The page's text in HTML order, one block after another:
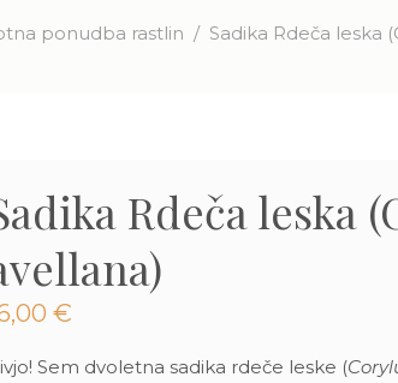
ponudba rastlin / Sadika Rdeča leska
Rdeča leska
€
Sem dvoletna sadika rdeče leske (